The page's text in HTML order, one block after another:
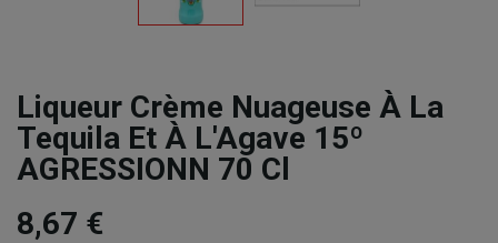
Liqueur Crème Nuageuse À La
Tequila Et À L'Agave 15º
AGRESSIONN 70 Cl
8,67 €